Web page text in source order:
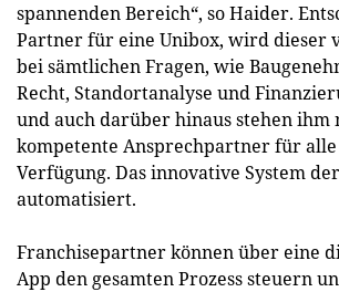
spannenden Bereich“, so Haider.
Partner für eine Unibox, wird dieser
bei sämtlichen Fragen, wie
Recht, Standortanalyse und
und auch darüber hinaus stehen
kompetente Ansprechpartner für
Verfügung. Das innovative System
automatisiert.
Franchisepartner können über eine
App den gesamten Prozess steuern